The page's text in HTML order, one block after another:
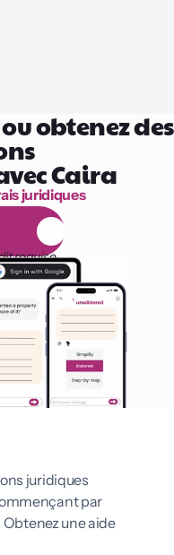
obtenez des
Caira
de lecture
juridiques
s
requise
juridiques
par
Obtenez une aide